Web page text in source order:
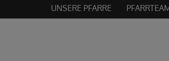
UNSERE PFARRE